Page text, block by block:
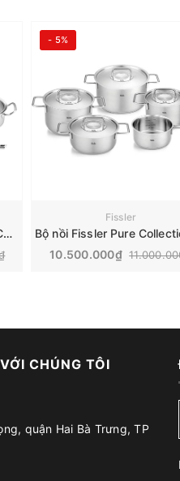
Bộ nồi Fissler Original Profi Collection 4 nồi 1 chảo | 084-379-05-000/0
- 5%
Fissler
10.500.000₫
CHÚNG TÔI
quận Hai Bà Trưng, TP